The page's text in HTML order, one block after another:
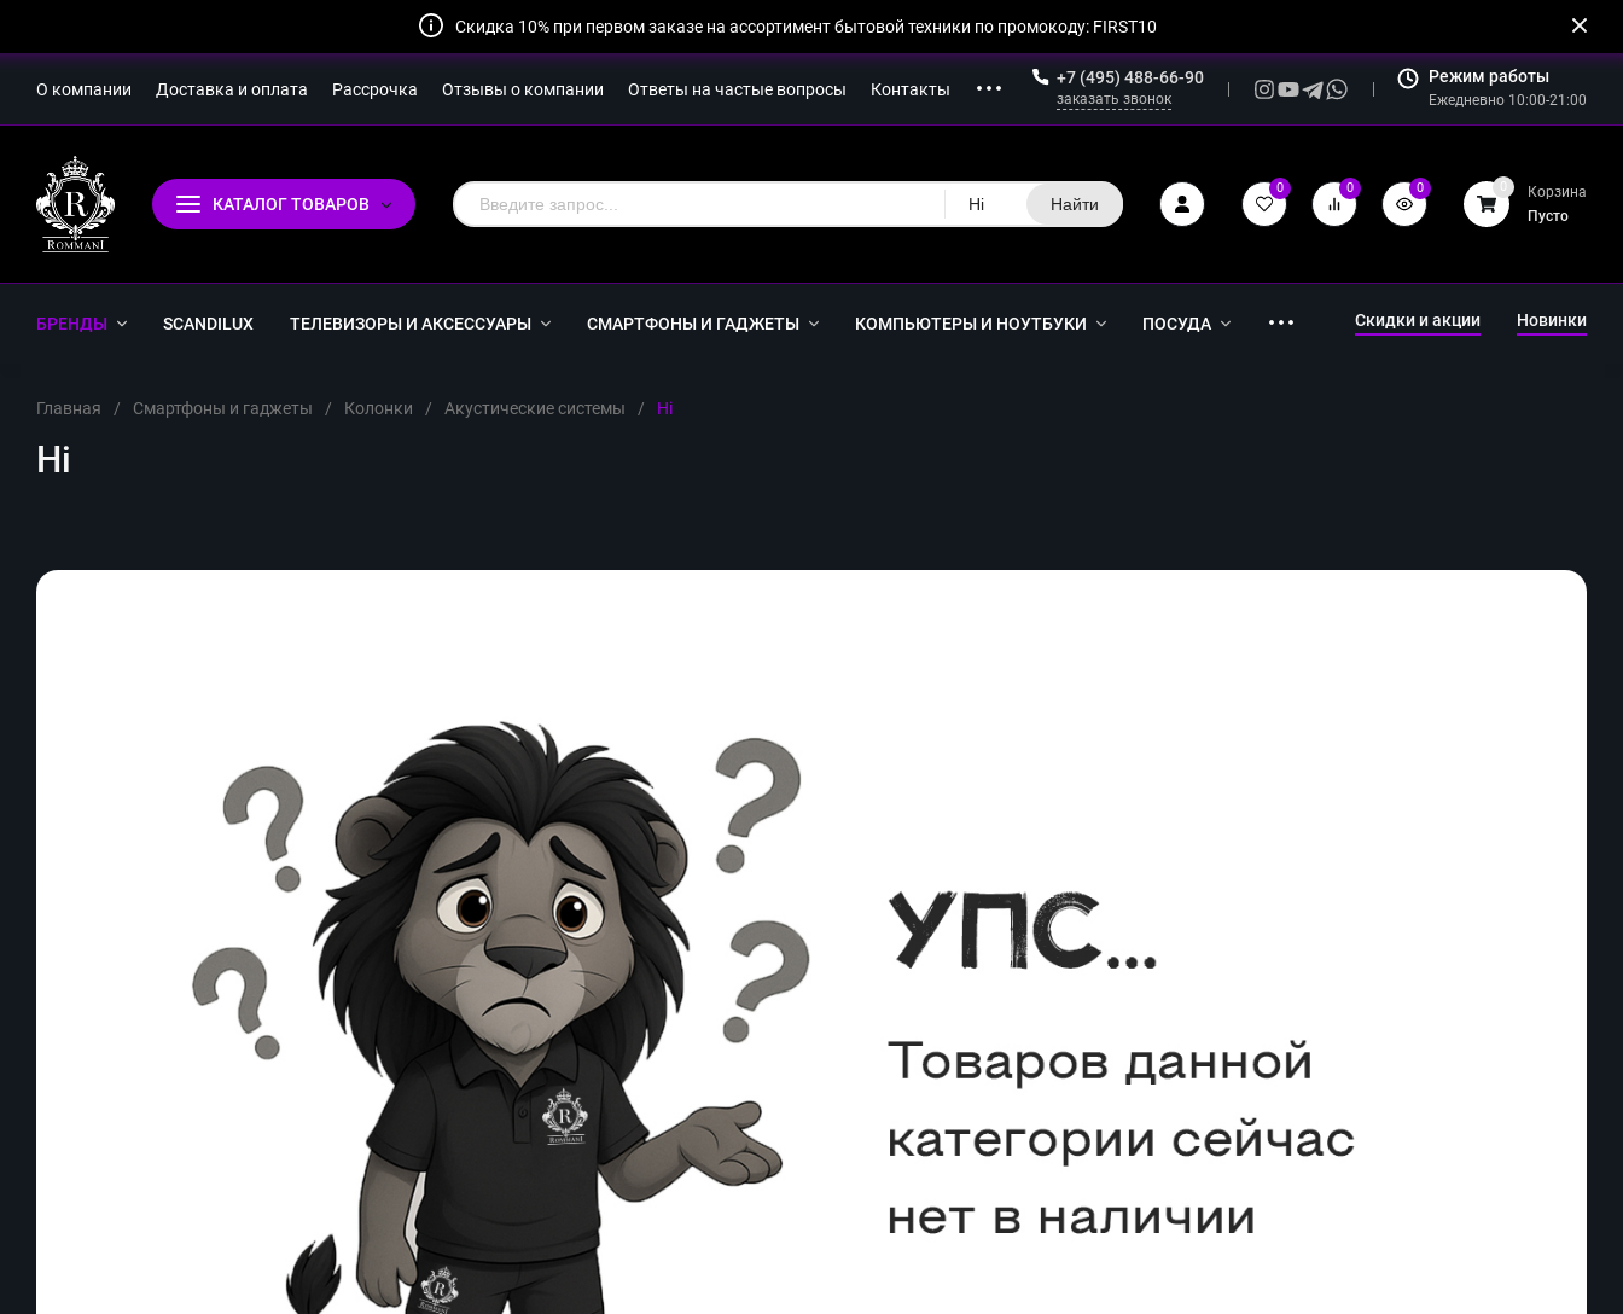
Скидка 10% при первом заказе на ассортимент бытовой техники по промокоду: FIRST10
О компании Доставка и оплата Рассрочка Отзывы о компании Ответы на частые вопросы Контакты
+7 (495) 488-66-90
заказать звонок
Режим работы
Ежедневно 10:00-21:00
КАТАЛОГ ТОВАРОВ Hi Найти
0 0 0 0
Корзина
Пусто
БРЕНДЫ SCANDILUX ТЕЛЕВИЗОРЫ И АКСЕССУАРЫ СМАРТФОНЫ И ГАДЖЕТЫ КОМПЬЮТЕРЫ И НОУТБУКИ ПОСУДА Скидки и акции Новинки
Главная / Смартфоны и гаджеты / Колонки / Акустические системы / Hi
Hi